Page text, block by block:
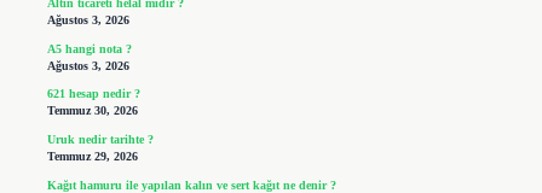
Altın ticareti helal midir ?
Ağustos 3, 2026
A5 hangi nota ?
Ağustos 3, 2026
621 hesap nedir ?
Temmuz 30, 2026
Uruk nedir tarihte ?
Temmuz 29, 2026
Kağıt hamuru ile yapılan kalın ve sert kağıt ne denir ?